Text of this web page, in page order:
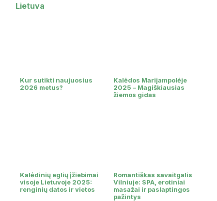
Lietuva
Kur sutikti naujuosius
2026 metus?
Kalėdos Marijampolėje
2025 – Magiškiausias
žiemos gidas
Kalėdinių eglių įžiebimai
visoje Lietuvoje 2025:
renginių datos ir vietos
Romantiškas savaitgalis
Vilniuje: SPA, erotiniai
masažai ir paslaptingos
pažintys